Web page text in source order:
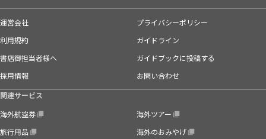
運営会社
プライバシーポリシー
利用規約
ガイドライン
書店御担当者様へ
ガイドブックに投稿する
採用情報
お問い合わせ
関連サービス
海外航空券
海外ツアー
旅行用品
海外のおみやげ